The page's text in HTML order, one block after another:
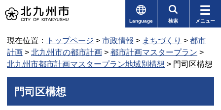
Language 検索 メニュー
現在位置： トップページ > 市政情報 > まちづくり > 都市
計画 > 北九州市の都市計画 > 都市計画マスタープラン >
北九州市都市計画マスタープラン地域別構想 > 門司区構想
門司区構想